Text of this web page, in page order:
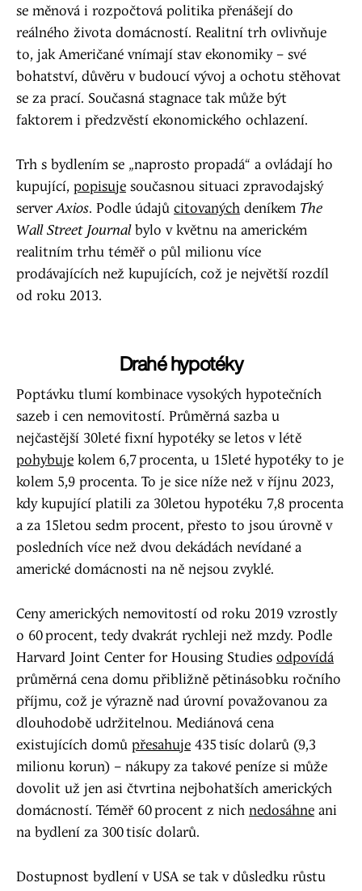
se měnová i rozpočtová politika přenášejí do
reálného života domácností. Realitní trh ovlivňuje
to, jak Američané vnímají stav ekonomiky – své
bohatství, důvěru v budoucí vývoj a ochotu stěhovat
se za prací. Současná stagnace tak může být
faktorem i předzvěstí ekonomického ochlazení.
Trh s bydlením se „naprosto propadá“ a ovládají ho
kupující, popisuje současnou situaci zpravodajský
serverAxios. Podle údajů citovaných deníkem The
Wall Street Journalbylo v květnu na americkém
realitním trhu téměř o půl milionu více
prodávajících než kupujících, což je největší rozdíl
od roku 2013.
Drahé hypotéky
Poptávku tlumí kombinace vysokých hypotečních
sazeb i cen nemovitostí. Průměrná sazba u
nejčastější 30leté fixní hypotéky se letos v létě
pohybuje kolem 6,7 procenta, u 15leté hypotéky to je
kolem 5,9 procenta. To je sice níže než v říjnu 2023,
kdy kupující platili za 30letou hypotéku 7,8 procenta
a za 15letou sedm procent, přesto to jsou úrovně v
posledních více než dvou dekádách nevídané a
americké domácnosti na ně nejsou zvyklé.
Ceny amerických nemovitostí od roku 2019 vzrostly
o 60 procent, tedy dvakrát rychleji než mzdy. Podle
Harvard Joint Center for Housing Studies odpovídá
průměrná cena domu přibližně pětinásobku ročního
příjmu, což je výrazně nad úrovní považovanou za
dlouhodobě udržitelnou. Mediánová cena
existujících domů přesahuje 435 tisíc dolarů (9,3
milionu korun) – nákupy za takové peníze si může
dovolit už jen asi čtvrtina nejbohatších amerických
domácností. Téměř 60 procent z nich nedosáhne ani
na bydlení za 300 tisíc dolarů.
Dostupnost bydlení v USA se tak v důsledku růstu